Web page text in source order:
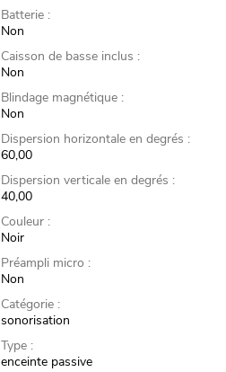
Batterie :
Non
Caisson de basse inclus :
Non
Blindage magnétique :
Non
Dispersion horizontale en degrés :
60,00
Dispersion verticale en degrés :
40,00
Couleur :
Noir
Préampli micro :
Non
Catégorie :
sonorisation
Type :
enceinte passive